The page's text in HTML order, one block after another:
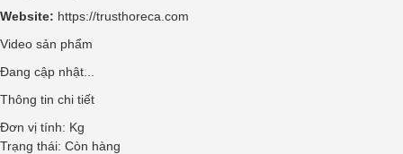
Website: https://trusthoreca.com
Video sản phẩm
Đang cập nhật...
Thông tin chi tiết
Đơn vị tính: Kg
Trạng thái: Còn hàng